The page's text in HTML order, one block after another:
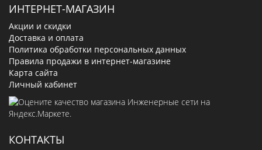
ИНТЕРНЕТ-МАГАЗИН
Акции и скидки
Доставка и оплата
Политика обработки персональных данных
Правила продажи в интернет-магазине
Карта сайта
Личный кабинет
КОНТАКТЫ